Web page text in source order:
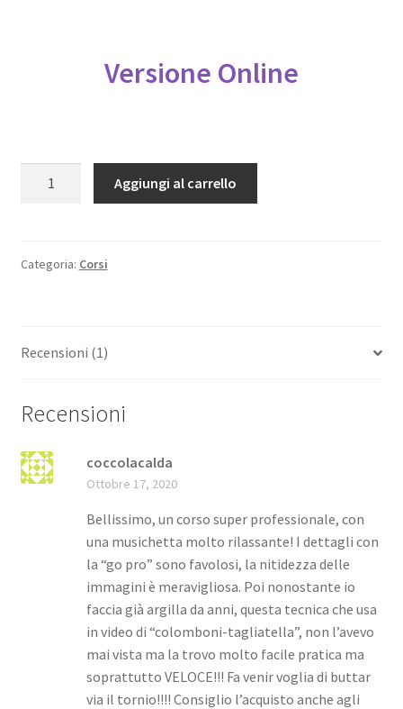
Versione Online
quantità
Aggiungi al carrello
Categoria: Corsi
Recensioni (1)
Recensioni
coccolacalda
Ottobre 17, 2020
Bellissimo, un corso super professionale, con
una musichetta molto rilassante! I dettagli con
la “go pro” sono favolosi, la nitidezza delle
immagini è meravigliosa. Poi nonostante io
faccia già argilla da anni, questa tecnica che usa
in video di “colomboni-tagliatella”, non l’avevo
mai vista ma la trovo molto facile pratica ma
soprattutto VELOCE!!! Fa venir voglia di buttar
via il tornio!!!! Consiglio l’acquisto anche agli